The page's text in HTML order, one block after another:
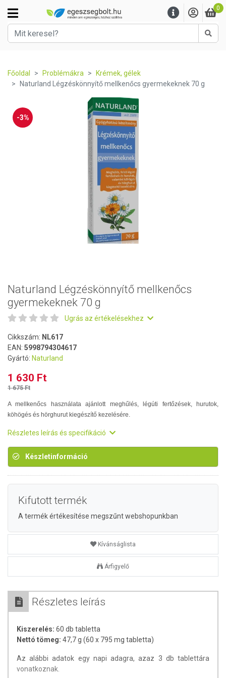
0
Főoldal Problémákra
Krémek, gélek
Naturland Légzéskönnyítő mellkenőcs gyermekeknek 70 g
-3%
Naturland Légzéskönnyítő mellkenőcs
gyermekeknek 70 g
Ugrás az értékelésekhez
Cikkszám: NL617
EAN: 5998794304617
Gyártó: Naturland
1 630 Ft
1 675 Ft
A mellkenőcs használata ajánlott meghűlés, légúti fertőzések, hurutok,
köhögés és hörghurut kiegészítő kezelésére.
Részletes leírás és specifikáció
Készletinformáció
Kifutott termék
A termék értékesítése megszűnt webshopunkban
Kívánságlista
Árfigyelő
Részletes leírás
Kiszerelés: 60 db tabletta
Nettó tömeg: 47,7 g (60 x 795 mg tabletta)
Az alábbi adatok egy napi adagra, azaz 3 db tablettára
vonatkoznak.